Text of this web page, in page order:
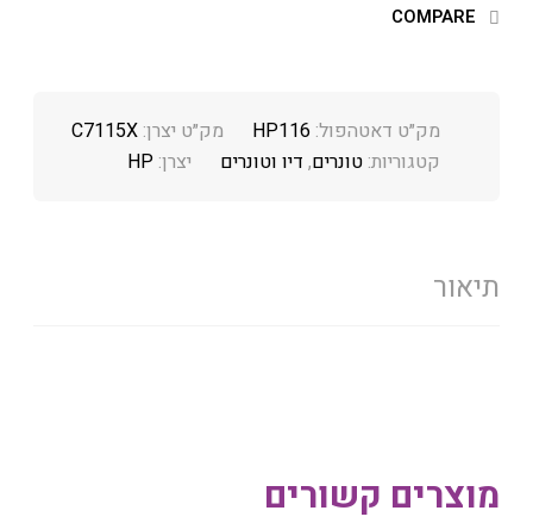
COMPARE
מק״ט דאטהפול:HP116 מק״ט יצרן:C7115X
קטגוריות:טונרים, דיו וטונרים יצרן:HP
תיאור
מוצרים קשורים